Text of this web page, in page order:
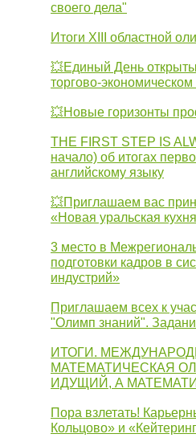
своего дела"
Итоги XIII областной
💥Единый День
торгово-
💥Новые горизонты
THE FIRST STEP IS
начало) об итогах
английскому языку
💥Приглашаем вас
«Новая уральская
3 место в
подготовки кадров в
индустрий»
Приглашаем всех к
"Олимп знаний".
ИТОГИ.
МАТЕМАТИЧЕСКАЯ
ИДУЩИЙ, А
Пора взлетать!
Кольцово» и